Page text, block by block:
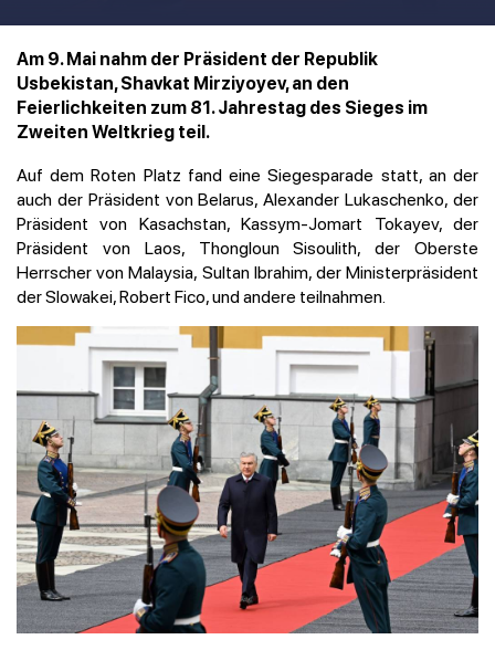
Am 9. Mai nahm der Präsident der Republik
Usbekistan, Shavkat Mirziyoyev, an den
Feierlichkeiten zum 81. Jahrestag des Sieges im
Zweiten Weltkrieg teil.
Auf dem Roten Platz fand eine Siegesparade statt, an der
auch der Präsident von Belarus, Alexander Lukaschenko, der
Präsident von Kasachstan, Kassym-Jomart Tokayev, der
Präsident von Laos, Thongloun Sisoulith, der Oberste
Herrscher von Malaysia, Sultan Ibrahim, der Ministerpräsident
der Slowakei, Robert Fico, und andere teilnahmen.